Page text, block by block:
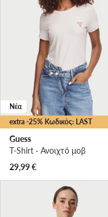
extra -25% Κωδικός: LAST
Νέα
Guess
T-Shirt · Ανοιχτό μοβ
29,99€